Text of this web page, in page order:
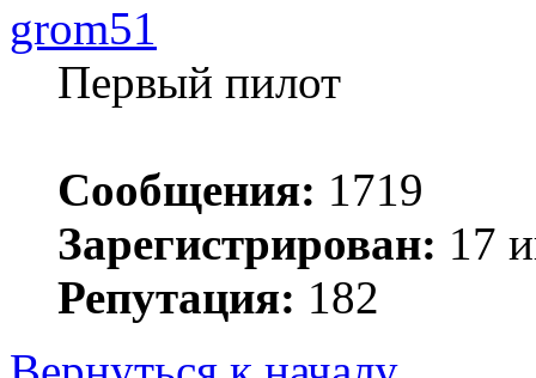
grom51
Первый пилот
Сообщения: 1719
Зарегистрирован: 17
Репутация: 182